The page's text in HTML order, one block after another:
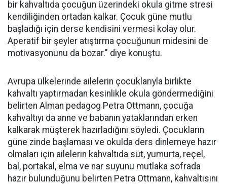
bir kahvaltıda çocuğun üzerindeki okula gitme stresi
kendiliğinden ortadan kalkar. Çocuk güne mutlu
başladığı için derse kendisini vermesi kolay olur.
Aperatif bir şeyler atıştırma çocuğunun midesini de
motivasyonunu da bozar." diye konuştu.
Avrupa ülkelerinde ailelerin çocuklarıyla birlikte
kahvaltı yaptırmadan kesinlikle okula göndermediğini
belirten Alman pedagog Petra Ottmann, çocuğa
kahvaltıyı da anne ve babanın yataklarından erken
kalkarak müşterek hazırladığını söyledi. Çocukların
güne zinde başlaması ve okulda ders dinlemeye hazır
olmaları için ailelerin kahvaltıda süt, yumurta, reçel,
bal, portakal, elma ve nar suyunu mutlaka sofrada
hazır bulunduğunu belirten Petra Ottmann, kahvaltısını